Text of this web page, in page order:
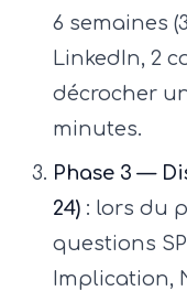
6 semaines
LinkedIn, 2
décrocher
minutes.
Phase 3 —
24) : lors du
questions
Implication,